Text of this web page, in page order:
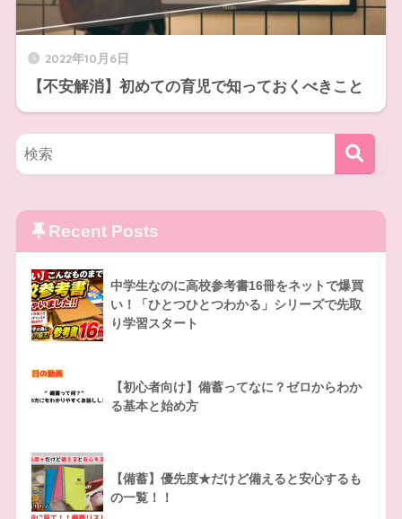
2022年10月6日
【不安解消】初めての育児で知っておくべきこと
Recent Posts
中学生なのに高校参考書16冊をネットで爆買
い！「ひとつひとつわかる」シリーズで先取
り学習スタート
【初心者向け】備蓄ってなに？ゼロからわか
る基本と始め方
【備蓄】優先度★だけど備えると安心するも
の一覧！！